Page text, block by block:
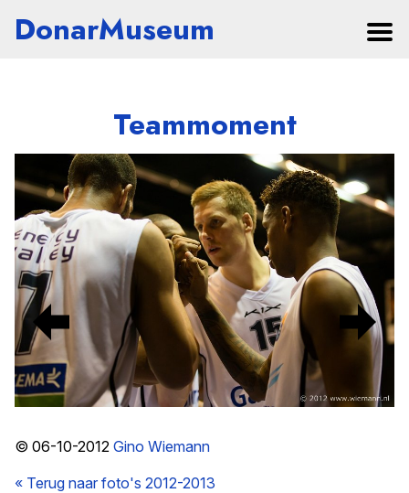
DonarMuseum
Teammoment
© 06-10-2012 Gino Wiemann
« Terug naar foto's 2012-2013